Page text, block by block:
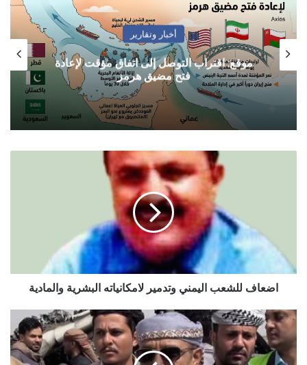
أخبار وتقارير
موقع: اقتراب التوصل إلى اتفاق مؤقت لإعادة
فتح مضيق هرمز
والمادية
اضعاف للشعب اليمني وتدمير لامكانياته البشرية والمادية
الرسائل
التي
قدمها
اعلام